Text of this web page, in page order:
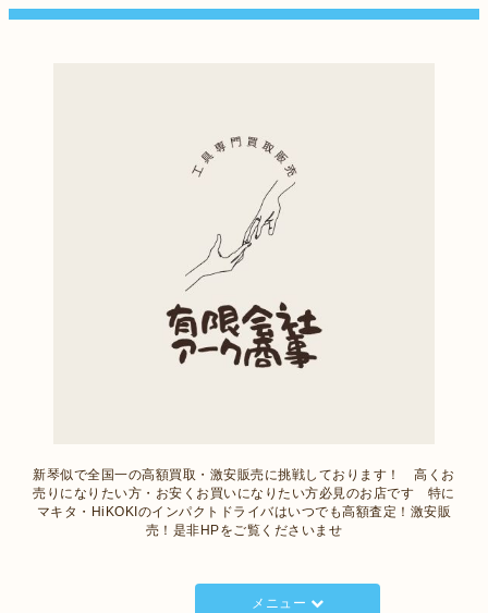
新琴似で全国一の高額買取・激安販売に挑戦しております！ 高くお
売りになりたい方・お安くお買いになりたい方必見のお店です 特に
マキタ・HiKOKIのインパクトドライバはいつでも高額査定！激安販
売！是非HPをご覧くださいませ
メニュー